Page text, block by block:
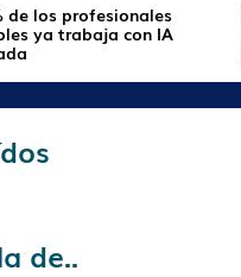
de los profesionales
ya trabaja con IA
de..